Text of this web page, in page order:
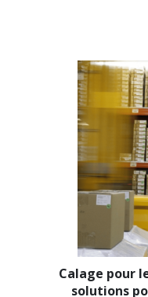
Calage pour
solutions